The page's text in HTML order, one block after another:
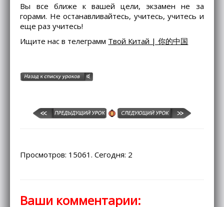
Вы все ближе к вашей цели, экзамен не за
горами. Не останавливайтесь, учитесь, учитесь и
еще раз учитесь!
Ищите нас в телеграмм Твой Китай | 你的中国
Просмотров: 15061. Сегодня: 2
Ваши комментарии: